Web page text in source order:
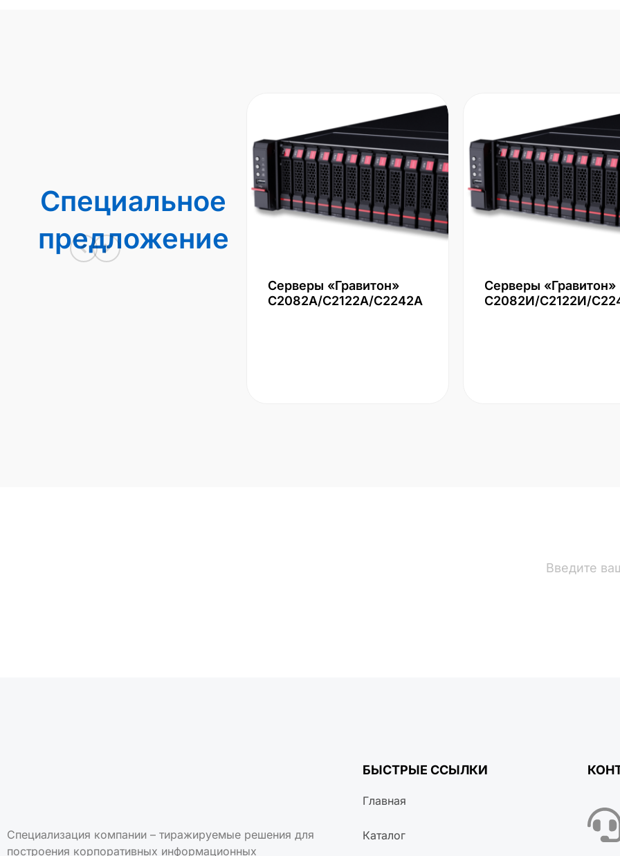
Специальное
предложение
Серверы «Гравитон»
С2082А/С2122А/С2242А
Серверы «Гравитон»
С2082И/С2122И/
Специализация компании – тиражируемые решения для
построения корпоративных информационных
БЫСТРЫЕ ССЫЛКИ
Главная
Каталог